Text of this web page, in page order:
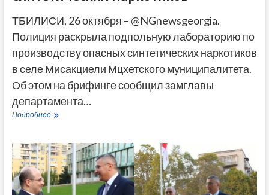
ТБИЛИСИ, 26 октября – @NGnewsgeorgia.
Полиция раскрыла подпольную лабораторию по
производству опасных синтетических наркотиков
в селе Мисакциели Мцхетского муниципалитета.
Об этом на брифинге сообщил замглавы
департамента…
ПодробнееВ
лабораторию
по
производству
опасных
синтетических